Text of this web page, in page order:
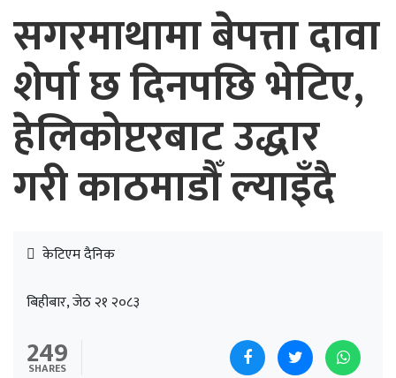
सगरमाथामा बेपत्ता दावा
शेर्पा छ दिनपछि भेटिए,
हेलिकोप्टरबाट उद्धार
गरी काठमाडौँ ल्याइँदै
केटिएम दैनिक
बिहीबार, जेठ २१ २०८३
249
SHARES